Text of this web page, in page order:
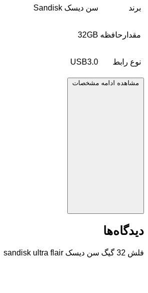
برند سن دیسک Sandisk
مقدارحافظه 32GB
نوع رابط USB3.0
مشاهده ادامه مشخصات
دیدگاه‌ها
فلش 32 گیگ سن دیسک sandisk ultra flair